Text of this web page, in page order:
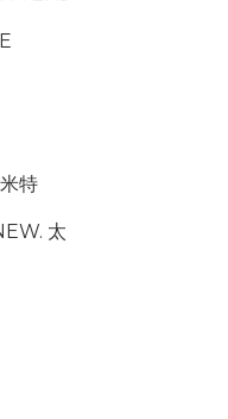
特
太